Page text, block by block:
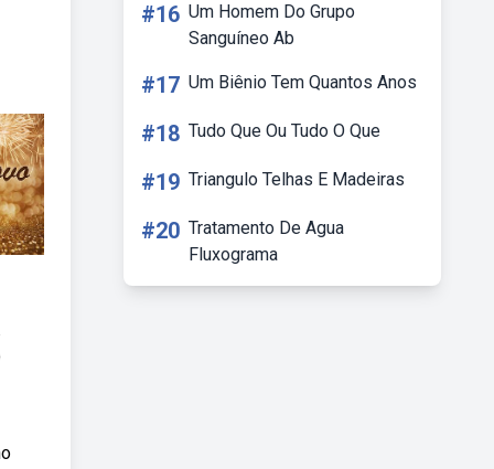
#16 Um Homem Do Grupo
Sanguíneo Ab
#17 Um Biênio Tem Quantos Anos
#18 Tudo Que Ou Tudo O Que
#19 Triangulo Telhas E Madeiras
#20 Tratamento De Agua
Fluxograma